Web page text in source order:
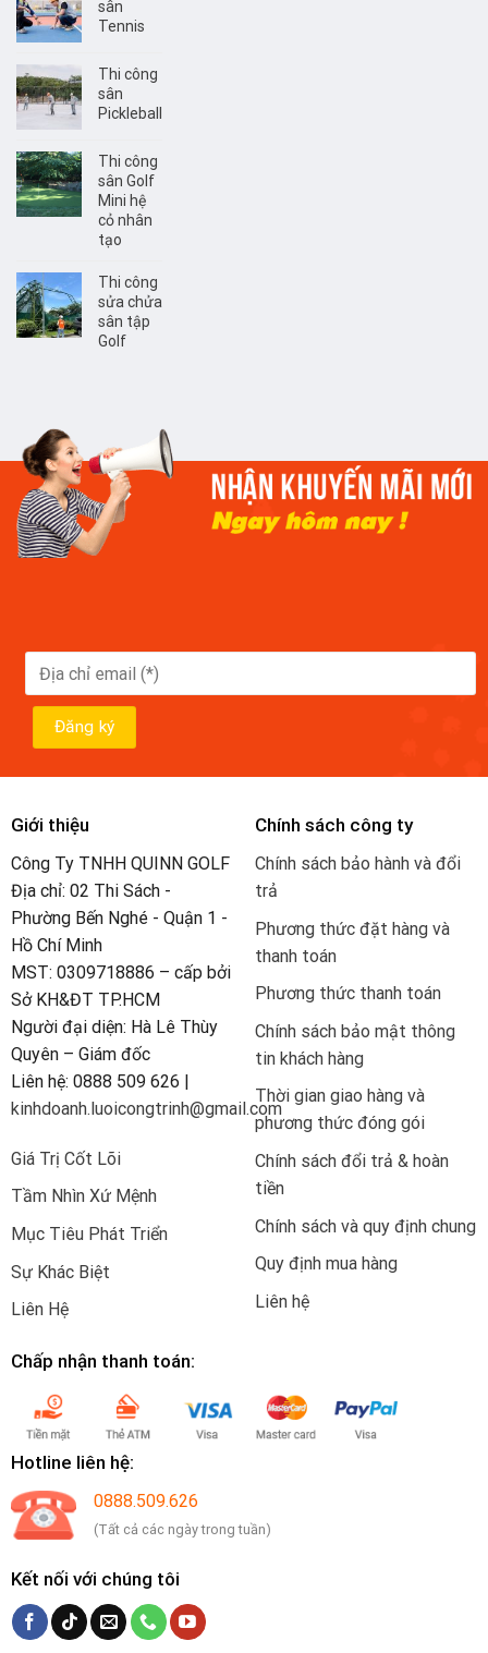
sân
Tennis
Thi công
sân
Pickleball
Thi công
sân Golf
Mini hệ
cỏ nhân
tạo
Thi công
sửa chửa
sân tập
Golf
Giới thiệu
Công Ty TNHH QUINN GOLF
Địa chỉ: 02 Thi Sách -
Phường Bến Nghé - Quận 1 -
Hồ Chí Minh
MST: 0309718886 – cấp bởi
Sở KH&ĐT TP.HCM
Người đại diện: Hà Lê Thùy
Quyên – Giám đốc
Liên hệ: 0888 509 626 |
kinhdoanh.luoicongtrinh@gmail.com
Giá Trị Cốt Lõi
Tầm Nhìn Xứ Mệnh
Mục Tiêu Phát Triển
Sự Khác Biệt
Liên Hệ
Chính sách công ty
Chính sách bảo hành và đổi
trả
Phương thức đặt hàng và
thanh toán
Phương thức thanh toán
Chính sách bảo mật thông
tin khách hàng
Thời gian giao hàng và
phương thức đóng gói
Chính sách đổi trả & hoàn
tiền
Chính sách và quy định chung
Quy định mua hàng
Liên hệ
Chấp nhận thanh toán:
Hotline liên hệ:
0888.509.626
(Tất cả các ngày trong tuần)
Kết nối với chúng tôi